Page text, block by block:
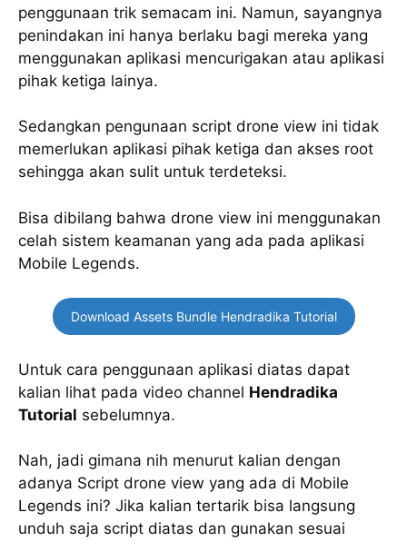
penggunaan trik semacam ini. Namun, sayangnya
penindakan ini hanya berlaku bagi mereka yang
menggunakan aplikasi mencurigakan atau aplikasi
pihak ketiga lainya.
Sedangkan pengunaan script drone view ini tidak
memerlukan aplikasi pihak ketiga dan akses root
sehingga akan sulit untuk terdeteksi.
Bisa dibilang bahwa drone view ini menggunakan
celah sistem keamanan yang ada pada aplikasi
Mobile Legends.
Download Assets Bundle Hendradika Tutorial
Untuk cara penggunaan aplikasi diatas dapat
kalian lihat pada video channel Hendradika
Tutorial sebelumnya.
Nah, jadi gimana nih menurut kalian dengan
adanya Script drone view yang ada di Mobile
Legends ini? Jika kalian tertarik bisa langsung
unduh saja script diatas dan gunakan sesuai